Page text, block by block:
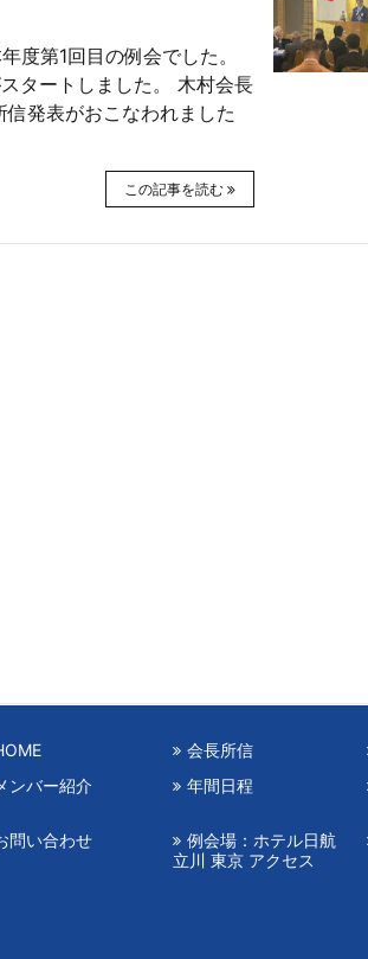
度第1回目の例会でした。
タートしました。 木村会長
発表がおこなわれました
この記事を読む
会長所信
ンバー紹介
年間日程
問い合わせ
例会場：ホテル日航
立川 東京 アクセス